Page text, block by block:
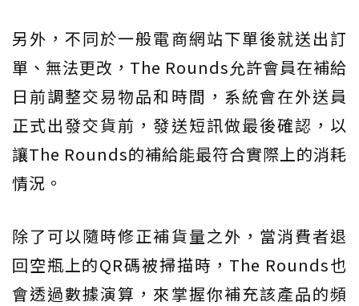
另外，不同於一般電商網站下單後就送出訂
單、無法更改，The Rounds允許會員在補給
日前調整交易物品和時間，系統會在外送員
正式出發交貨前，發送短訊做最後確認，以
讓The Rounds的補給能最符合實際上的消耗
情況。
除了可以隨時修正補貨量之外，當消費者退
回空瓶上的QR碼被掃描時，The Rounds也
會透過數據演算，來掌握你補充該產品的頻